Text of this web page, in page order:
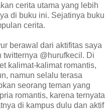
cerita utama yang lebih
di buku ini. Sejatinya buku
cerita.
berawal dari aktifitas saya
@hurufkecil. Di
kalimat-kalimat romantis,
namun selalu terasa
seorang teman yang
romantis, karena ternyata
di kampus dulu dan aktif